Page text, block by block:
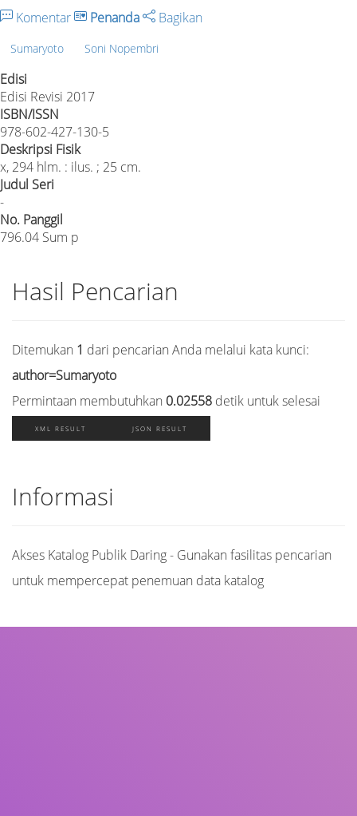
Komentar Penanda Bagikan
Sumaryoto Soni Nopembri
Edisi
Edisi Revisi 2017
ISBN/ISSN
978-602-427-130-5
Deskripsi Fisik
x, 294 hlm. : ilus. ; 25 cm.
Judul Seri
-
No. Panggil
796.04 Sum p
Hasil Pencarian
Ditemukan 1 dari pencarian Anda melalui kata kunci:
author=Sumaryoto
Permintaan membutuhkan 0.02558 detik untuk selesai
XML RESULT JSON RESULT
Informasi
Akses Katalog Publik Daring - Gunakan fasilitas pencarian
untuk mempercepat penemuan data katalog